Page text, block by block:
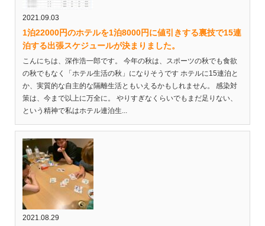
2021.09.03
1泊22000円のホテルを1泊8000円に値引きする裏技で15連
泊する出張スケジュールが決まりました。
こんにちは、深作浩一郎です。 今年の秋は、スポーツの秋でも食欲
の秋でもなく「ホテル生活の秋」になりそうです ホテルに15連泊と
か、実質的な自主的な隔離生活ともいえるかもしれません。 感染対
策は、今まで以上に万全に。 やりすぎなくらいでもまだ足りない、
という精神で私はホテル連泊生...
2021.08.29